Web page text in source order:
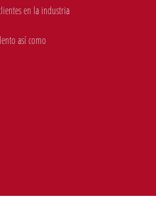
en la industria
así como